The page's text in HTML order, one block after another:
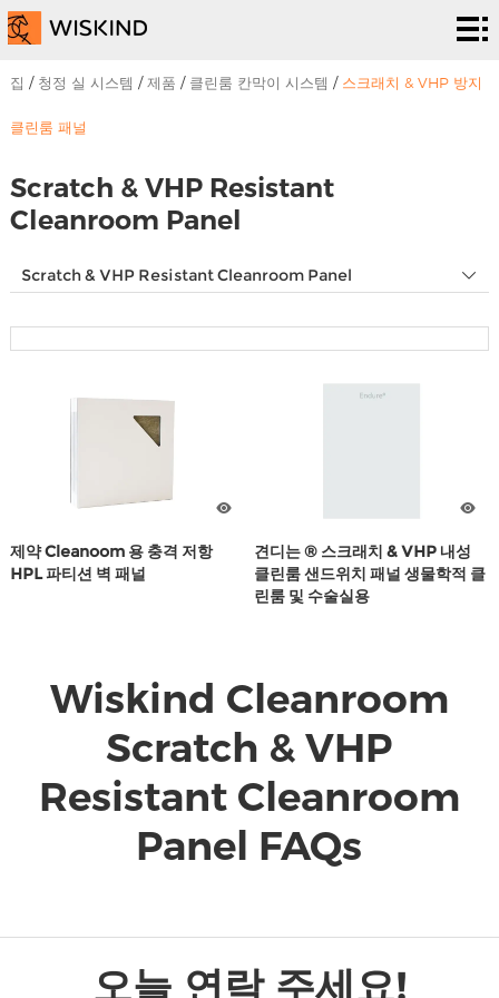
청
정
실
시
스
EPC
서비
스
솔
루
션
프
로
트
우
에
스
우
락
집 / 청정 실 시스템 /제품 / 클린룸 칸막이 시스템 / 스크래치 & VHP 방지
클린룸 패널
Scratch & VHP Resistant
Cleanroom Panel
Scratch & VHP Resistant Cleanroom Panel
제약 Cleanoom 용 충격 저항
HPL 파티션 벽 패널
견디는 ® 스크래치 & VHP 내성
클린룸 샌드위치 패널 생물학적 클
린룸 및 수술실용
Wiskind Cleanroom
Scratch & VHP
Resistant Cleanroom
Panel FAQs
오늘 연락 주세요!